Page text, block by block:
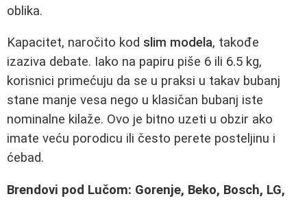
oblika.
Kapacitet, naročito kod slim modela, takođe
izaziva debate. Iako na papiru piše 6 ili 6.5 kg,
korisnici primećuju da se u praksi u takav bubanj
stane manje vesa nego u klasičan bubanj iste
nominalne kilaže. Ovo je bitno uzeti u obzir ako
imate veću porodicu ili često perete posteljinu i
ćebad.
Brendovi pod Lučom: Gorenje, Beko, Bosch, LG,